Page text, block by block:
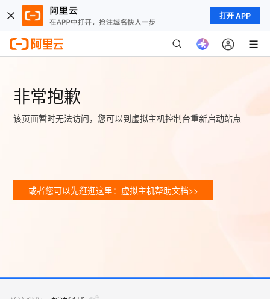
打开 APP
非常抱歉
该页面暂时无法访问，您可以到虚拟主机控制台重新启动站点
或者您可以先逛逛这里：虚拟主机帮助文档>>